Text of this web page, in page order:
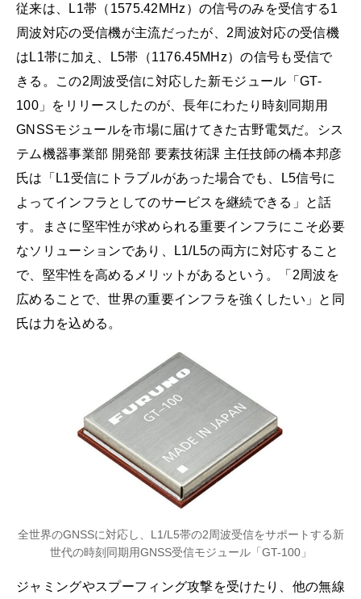
従来は、L1帯（1575.42MHz）の信号のみを受信する1
周波対応の受信機が主流だったが、2周波対応の受信機
はL1帯に加え、L5帯（1176.45MHz）の信号も受信で
きる。この2周波受信に対応した新モジュール「GT-
100」をリリースしたのが、長年にわたり時刻同期用
GNSSモジュールを市場に届けてきた古野電気だ。シス
テム機器事業部 開発部 要素技術課 主任技師の橋本邦彦
氏は「L1受信にトラブルがあった場合でも、L5信号に
よってインフラとしてのサービスを継続できる」と話
す。まさに堅牢性が求められる重要インフラにこそ必要
なソリューションであり、L1/L5の両方に対応すること
で、堅牢性を高めるメリットがあるという。「2周波を
広めることで、世界の重要インフラを強くしたい」と同
氏は力を込める。
全世界のGNSSに対応し、L1/L5帯の2周波受信をサポートする新
世代の時刻同期用GNSS受信モジュール「GT-100」
ジャミングやスプーフィング攻撃を受けたり、他の無線